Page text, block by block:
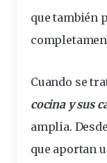
que también
Cuando se
cocina y sus
amplia.
que aportan